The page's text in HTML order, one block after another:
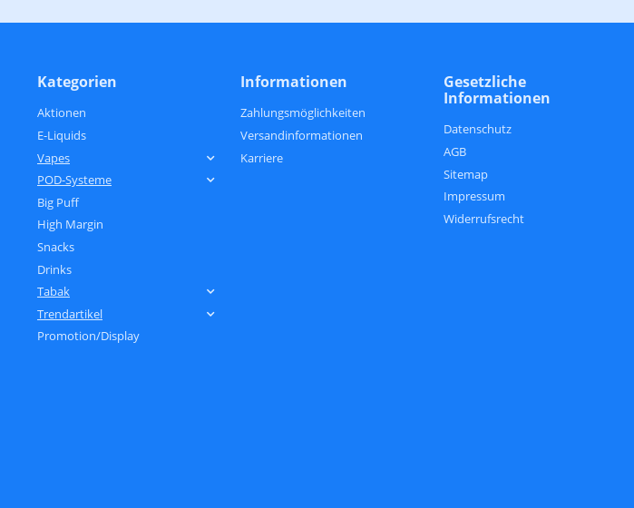
Kategorien
Aktionen
E-Liquids
Vapes
POD-Systeme
Big Puff
High Margin
Snacks
Drinks
Tabak
Trendartikel
Promotion/Display
Informationen
Zahlungsmöglichkeiten
Versandinformationen
Karriere
Gesetzliche
Informationen
Datenschutz
AGB
Sitemap
Impressum
Widerrufsrecht